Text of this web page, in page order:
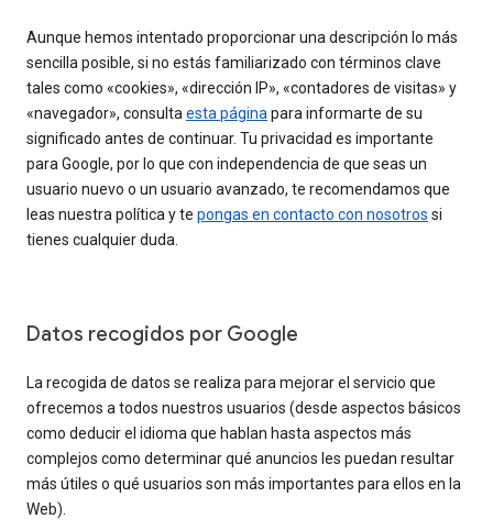
Aunque hemos intentado proporcionar una descripción lo más
sencilla posible, si no estás familiarizado con términos clave
tales como «cookies», «dirección IP», «contadores de visitas» y
«navegador», consultaesta páginapara informarte de su
significado antes de continuar. Tu privacidad es importante
para Google, por lo que con independencia de que seas un
usuario nuevo o un usuario avanzado, te recomendamos que
leas nuestra política y te pongas en contacto con nosotros si
tienes cualquier duda.
Datos recogidos por Google
La recogida de datos se realiza para mejorar el servicio que
ofrecemos a todos nuestros usuarios (desde aspectos básicos
como deducir el idioma que hablan hasta aspectos más
complejos como determinar qué anuncios les puedan resultar
más útiles o qué usuarios son más importantes para ellos en la
Web).